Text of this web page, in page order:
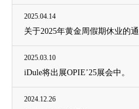
2025.04.14
关于2025年黄金周假期休业的
2025.03.10
iDule将出展OPIE’25展会中。
2024.12.26